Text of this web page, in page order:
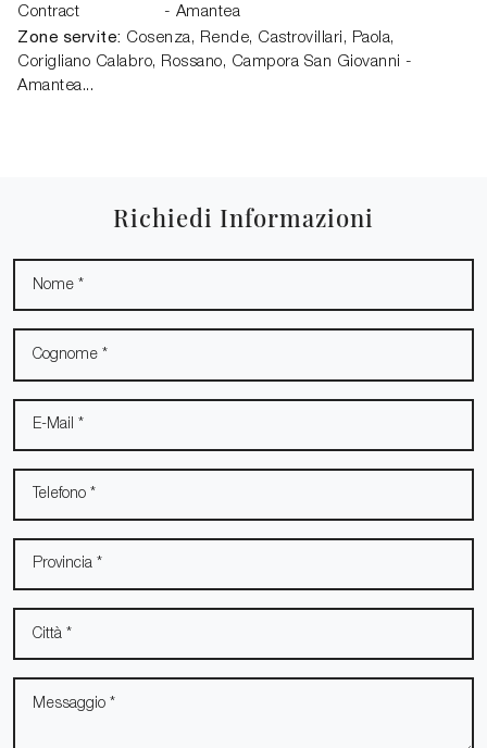
Contract
- Amantea
Zone servite: Cosenza, Rende, Castrovillari, Paola,
Corigliano Calabro, Rossano, Campora San Giovanni -
Amantea...
Richiedi Informazioni